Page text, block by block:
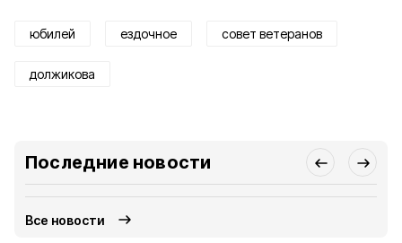
юбилей ездочное совет ветеранов
должикова
Последние новости
Все новости